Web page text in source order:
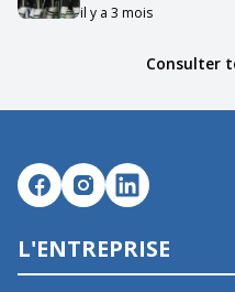
il y a 3 mois
Consulter
L'ENTREPRISE